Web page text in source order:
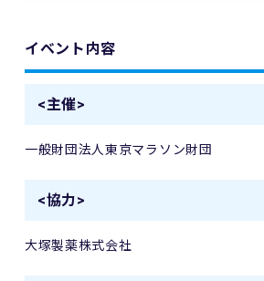
イベント内容
<主催>
一般財団法人東京マラソン財団
<協力>
大塚製薬株式会社